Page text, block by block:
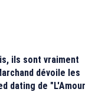
ils sont vraiment
dévoile les
dating de "L'Amour